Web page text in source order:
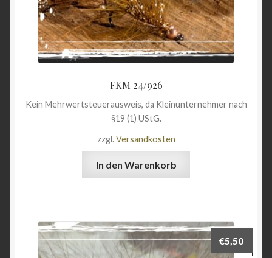
FKM 24/926
Kein Mehrwertsteuerausweis, da Kleinunternehmer nach
§19 (1) UStG.
zzgl.Versandkosten
In den Warenkorb
€5,50